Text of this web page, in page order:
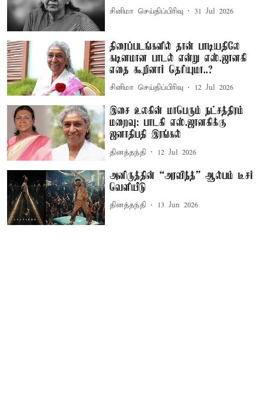
சினிமா செய்திப்பிரிவு 31 Jul 2026
திரைப்படங்களில் தான் பாடியதிலே
கடினமான பாடல் என்று எஸ்.ஜானகி
எதை கூறினார் தெரியுமா..?
சினிமா செய்திப்பிரிவு 12 Jul 2026
இசை உலகின் மாபெரும் நட்சத்திரம்
மறைவு: பாடகி எஸ்.ஜானகிக்கு
ஜனாதிபதி இரங்கல்
தினத்தந்தி 12 Jul 2026
அனிருத்தின் “அரவிந்த்” ஆல்பம் டீசர்
வெளியீடு
தினத்தந்தி 13 Jun 2026